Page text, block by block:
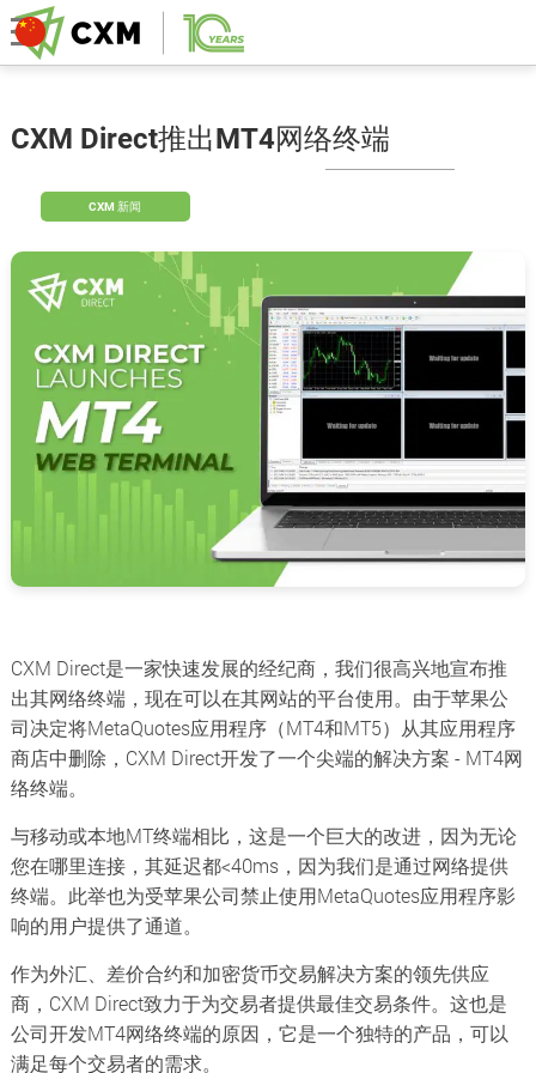
CXM Direct推出MT4网络终端
CXM 新闻
CXM Direct是一家快速发展的经纪商，我们很高兴地宣布推
出其网络终端，现在可以在其网站的平台使用。由于苹果公
司决定将MetaQuotes应用程序（MT4和MT5）从其应用程序
商店中删除，CXM Direct开发了一个尖端的解决方案 - MT4网
络终端。
与移动或本地MT终端相比，这是一个巨大的改进，因为无论
您在哪里连接，其延迟都<40ms，因为我们是通过网络提供
终端。此举也为受苹果公司禁止使用MetaQuotes应用程序影
响的用户提供了通道。
作为外汇、差价合约和加密货币交易解决方案的领先供应
商，CXM Direct致力于为交易者提供最佳交易条件。这也是
公司开发MT4网络终端的原因，它是一个独特的产品，可以
满足每个交易者的需求。